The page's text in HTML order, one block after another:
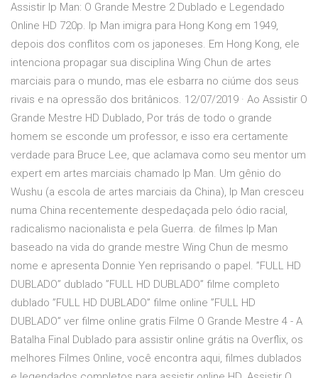
Assistir Ip Man: O Grande Mestre 2 Dublado e Legendado
Online HD 720p. Ip Man imigra para Hong Kong em 1949,
depois dos conflitos com os japoneses. Em Hong Kong, ele
intenciona propagar sua disciplina Wing Chun de artes
marciais para o mundo, mas ele esbarra no ciúme dos seus
rivais e na opressão dos britânicos. 12/07/2019 · Ao Assistir O
Grande Mestre HD Dublado, Por trás de todo o grande
homem se esconde um professor, e isso era certamente
verdade para Bruce Lee, que aclamava como seu mentor um
expert em artes marciais chamado Ip Man. Um gênio do
Wushu (a escola de artes marciais da China), Ip Man cresceu
numa China recentemente despedaçada pelo ódio racial,
radicalismo nacionalista e pela Guerra. de filmes Ip Man
baseado na vida do grande mestre Wing Chun de mesmo
nome e apresenta Donnie Yen reprisando o papel. ”FULL HD
DUBLADO” dublado ”FULL HD DUBLADO” filme completo
dublado ”FULL HD DUBLADO” filme online ”FULL HD
DUBLADO” ver filme online gratis Filme O Grande Mestre 4 - A
Batalha Final Dublado para assistir online grátis na Overflix, os
melhores Filmes Online, você encontra aqui, filmes dublados